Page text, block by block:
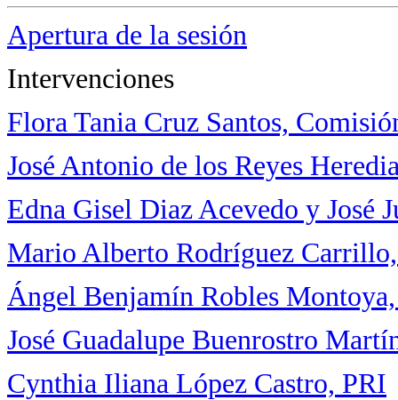
Apertura de la sesión
Intervenciones
Flora Tania Cruz Santos,
José Antonio de los Reyes
Edna Gisel Diaz Acevedo y José
Mario Alberto Rodríguez
Ángel Benjamín Robles
José Guadalupe Buenrostro
Cynthia Iliana López Castro, PRI